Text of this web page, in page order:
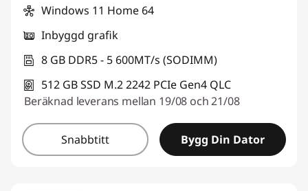
Windows 11 Home 64
Inbyggd grafik
8 GB DDR5 - 5 600MT/s (SODIMM)
512 GB SSD M.2 2242 PCIe Gen4 QLC
Beräknad leverans mellan 19/08 och 21/08
Snabbtitt Bygg Din Dator